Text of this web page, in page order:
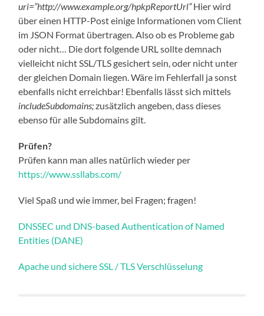
uri=”http://www.example.org/hpkpReportUrl”Hier wird
über einen HTTP-Post einige Informationen vom Client
im JSON Format übertragen. Also ob es Probleme gab
oder nicht… Die dort folgende URL sollte demnach
vielleicht nicht SSL/TLS gesichert sein, oder nicht unter
der gleichen Domain liegen. Wäre im Fehlerfall ja sonst
ebenfalls nicht erreichbar! Ebenfalls lässt sich mittels
includeSubdomains;zusätzlich angeben, dass dieses
ebenso für alle Subdomains gilt.
Prüfen?
Prüfen kann man alles natürlich wieder per
https://www.ssllabs.com/
Viel Spaß und wie immer, bei Fragen; fragen!
DNSSEC und DNS-based Authentication of Named
Entities (DANE)
Apache und sichere SSL / TLS Verschlüsselung